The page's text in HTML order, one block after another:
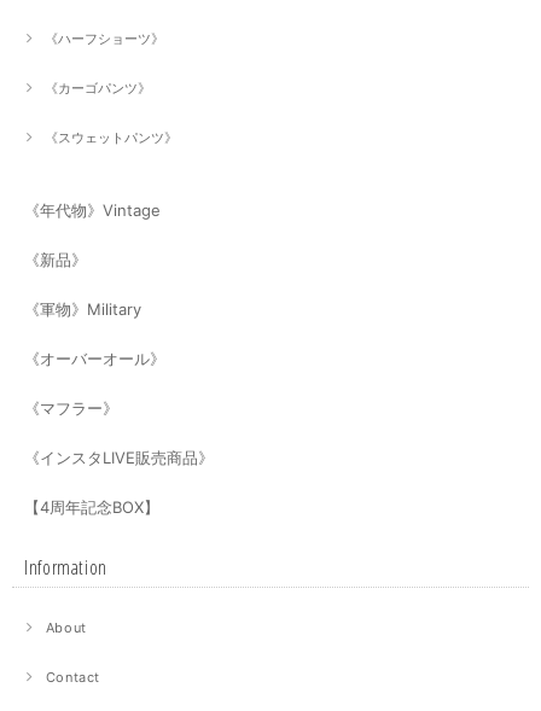
《ハーフショーツ》
《カーゴパンツ》
《スウェットパンツ》
《年代物》Vintage
《新品》
《軍物》Military
《オーバーオール》
《マフラー》
《インスタLIVE販売商品》
【4周年記念BOX】
Information
About
Contact